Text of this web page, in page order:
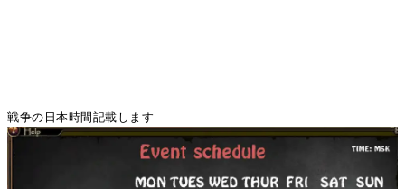
戦争の日本時間記載します